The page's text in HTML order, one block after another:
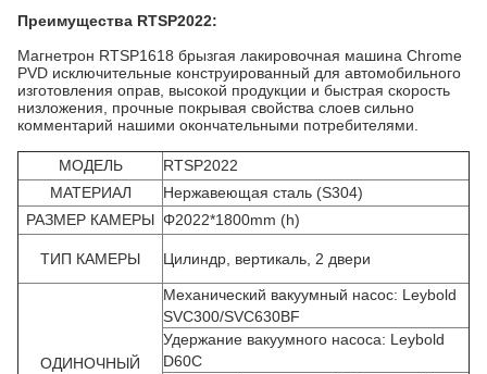
Преимущества RTSP2022:
Магнетрон RTSP1618 брызгая лакировочная машина Chrome
PVD исключительные конструированный для автомобильного
изготовления оправ, высокой продукции и быстрая скорость
низложения, прочные покрывая свойства слоев сильно
комментарий нашими окончательными потребителями.
МОДЕЛЬ
RTSP2022
МАТЕРИАЛ
Нержавеющая сталь (S304)
РАЗМЕР КАМЕРЫ Φ2022*1800mm (h)
ТИП КАМЕРЫ Цилиндр, вертикаль, 2 двери
ОДИНОЧНЫЙ
Механический вакуумный насос: Leybold
SVC300/SVC630BF
Удержание вакуумного насоса: Leybold
D60C